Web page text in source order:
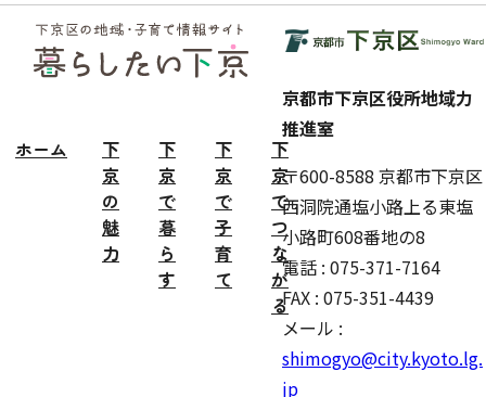
フッ
ター
ホーム
下
京
の
魅
力
下
京
で
暮
ら
す
下
京
で
子
育
て
下
京
で
つ
な
が
る
京都市下京区役所地域力
推進室
〒600-8588 京都市下京区
西洞院通塩小路上る東塩
小路町608番地の8
電話 : 075-371-7164
FAX : 075-351-4439
メール :
shimogyo@city.kyoto.lg.
jp